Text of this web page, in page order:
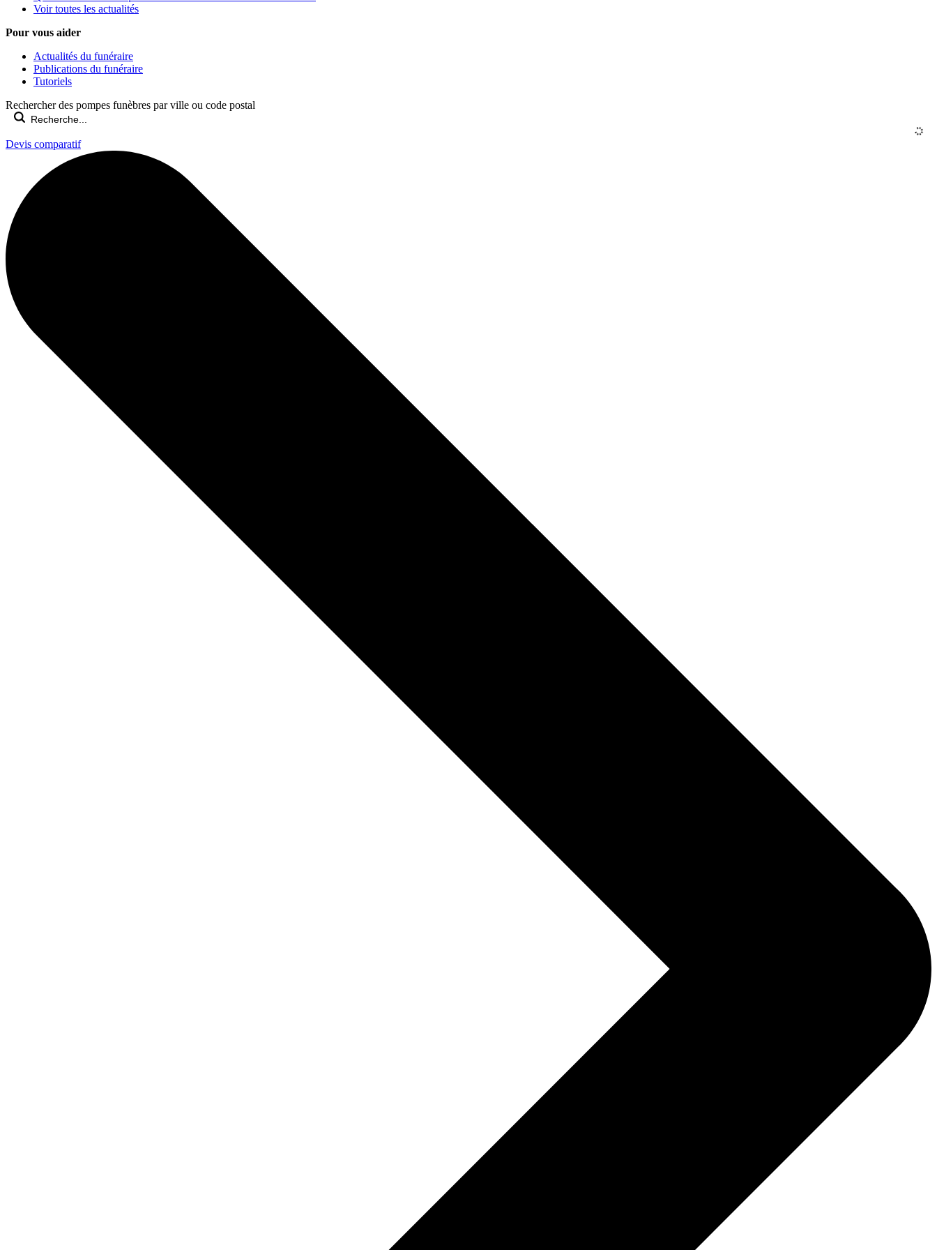
Voir toutes les actualités
Pour vous aider
Actualités du funéraire
Publications du funéraire
Tutoriels
Rechercher des pompes funèbres par ville ou code postal
Devis comparatif